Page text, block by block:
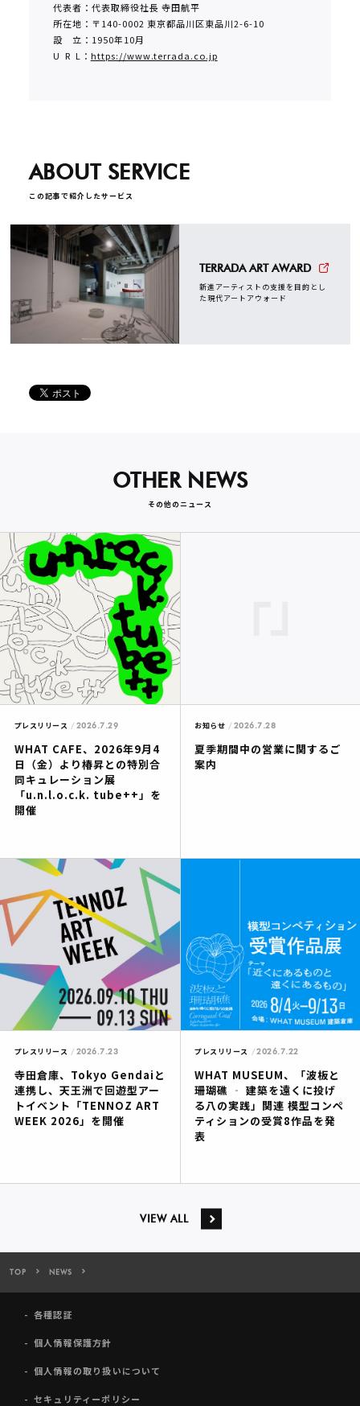
代表者：代表取締役社長 寺田航平
所在地：〒140-0002 東京都品川区東品川2-6-10
設 立：1950年10月
U R L： https://www.terrada.co.jp
ABOUT SERVICE
この記事で紹介したサービス
TERRADA ART AWARD
新進アーティストの支援を目的とし
た現代アートアウォード
OTHER NEWS
その他のニュース
プレスリリース 2026.7.29
WHAT CAFE、2026年9月4
日（金）より椿昇との特別合
同キュレーション展
「u.n.l.o.c.k. tube++」を
開催
お知らせ 2026.7.28
夏季期間中の営業に関するご
案内
プレスリリース 2026.7.23
寺田倉庫、Tokyo Gendaiと
連携し、天王洲で回遊型アー
トイベント「TENNOZ ART
WEEK 2026」を開催
プレスリリース 2026.7.22
WHAT MUSEUM、「波板と
珊瑚礁 ‐ 建築を遠くに投げ
る八の実践」関連 模型コンペ
ティションの受賞8作品を発
表
VIEW ALL
TOP NEWS
各種認証
個人情報保護方針
個人情報の取り扱いについて
セキュリティーポリシー